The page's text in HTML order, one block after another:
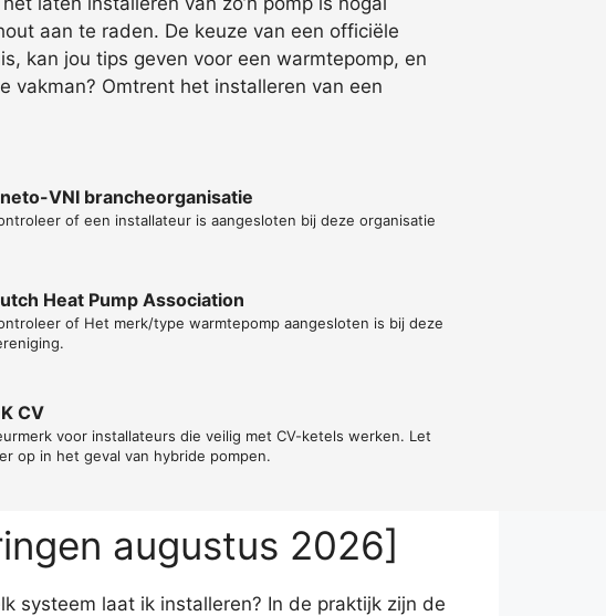
aan te raden. De keuze van een officiële
kan jou tips geven voor een warmtepomp, en
vakman? Omtrent het installeren van een
VNI brancheorganisatie
of een installateur is aangesloten bij deze organisatie
Heat Pump Association
of Het merk/type warmtepomp aangesloten is bij deze
CV
voor installateurs die veilig met CV-ketels werken. Let
op in het geval van hybride pompen.
augustus 2026]
systeem laat ik installeren? In de praktijk zijn de